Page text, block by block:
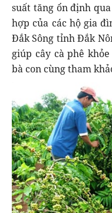
suất tăng ổn định
hợp của các hộ gia
Đắk Sông tỉnh Đắk
giúp cây cà phê
bà con cùng tham